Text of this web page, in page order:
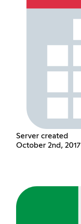
Server created
October 2nd, 2017